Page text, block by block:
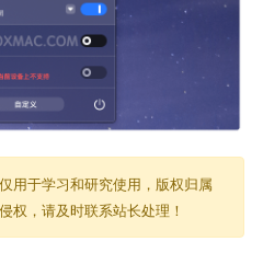
用于学习和研究使用，版权归属
权，请及时联系站长处理！